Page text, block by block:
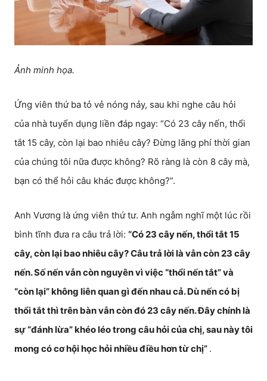
Ảnh minh họa.
Ứng viên thứ ba tỏ vẻ nóng nảy, sau khi nghe câu hỏi
của nhà tuyển dụng liền đáp ngay: “Có 23 cây nến, thổi
tắt 15 cây, còn lại bao nhiêu cây? Đừng lãng phí thời gian
của chúng tôi nữa được không? Rõ ràng là còn 8 cây mà,
bạn có thể hỏi câu khác được không?”.
Anh Vương là ứng viên thứ tư. Anh ngẫm nghĩ một lúc rồi
bình tĩnh đưa ra câu trả lời: “Có 23 cây nến, thổi tắt 15
cây, còn lại bao nhiêu cây? Câu trả lời là vẫn còn 23 cây
nến. Số nến vẫn còn nguyên vì việc “thổi nến tắt” và
“còn lại” không liên quan gì đến nhau cả. Dù nến có bị
thổi tắt thì trên bàn vẫn còn đó 23 cây nến. Đây chính là
sự “đánh lừa” khéo léo trong câu hỏi của chị, sau này tôi
mong có cơ hội học hỏi nhiều điều hơn từ chị” .